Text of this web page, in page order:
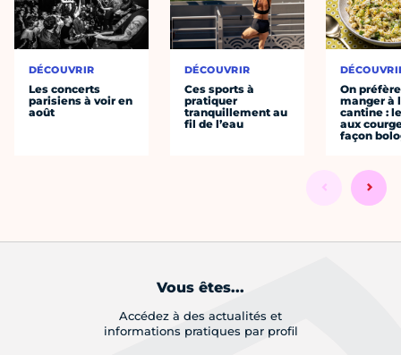
DÉCOUVRIR
Les concerts
parisiens à voir en
août
DÉCOUVRIR
Ces sports à
pratiquer
tranquillement au
fil de l’eau
On préfère
manger à
cantine :
aux
façon
Vous êtes...
Accédez à des actualités et
informations pratiques par profil